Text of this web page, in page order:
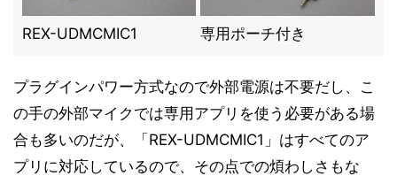
REX-UDMCMIC1 専用ポーチ付き
プラグインパワー方式なので外部電源は不要だし、こ
の手の外部マイクでは専用アプリを使う必要がある場
合も多いのだが、「REX-UDMCMIC1」はすべてのア
プリに対応しているので、その点での煩わしさもな